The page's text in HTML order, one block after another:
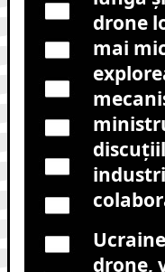
drone
mai
drone,